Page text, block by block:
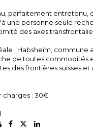
parfaitement entretenu,
une personne seule
des axes
: Habsheim, commune
de toutes commodités
des frontières suisses et
charges : 30€